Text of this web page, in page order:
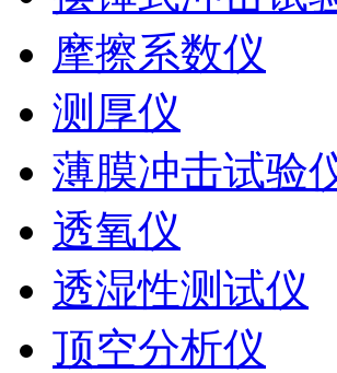
摩擦系数仪
测厚仪
薄膜冲击试验
透氧仪
透湿性测试仪
顶空分析仪